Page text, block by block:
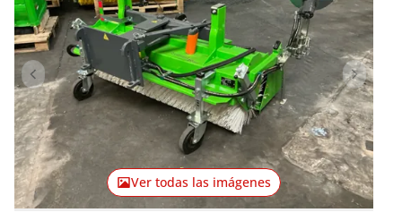
Artículo anterior
Ver todas las imágenes